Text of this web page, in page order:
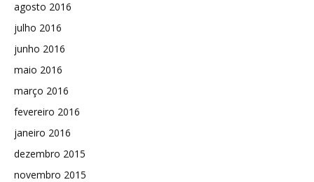
agosto 2016
julho 2016
junho 2016
maio 2016
março 2016
fevereiro 2016
janeiro 2016
dezembro 2015
novembro 2015